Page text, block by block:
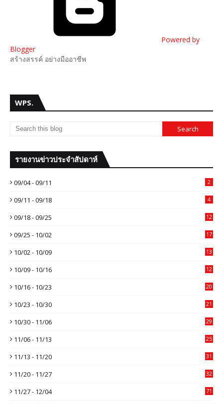
Powered by
Blogger
สร้างสรรค์ อย่างมืออาชีพ
WPS.
รายงานข่าวประจำสัปดาห์
09/04 - 09/11 2
09/11 - 09/18 4
09/18 - 09/25 12
09/25 - 10/02 17
10/02 - 10/09 13
10/09 - 10/16 12
10/16 - 10/23 20
10/23 - 10/30 21
10/30 - 11/06 29
11/06 - 11/13 25
11/13 - 11/20 31
11/20 - 11/27 32
11/27 - 12/04 71